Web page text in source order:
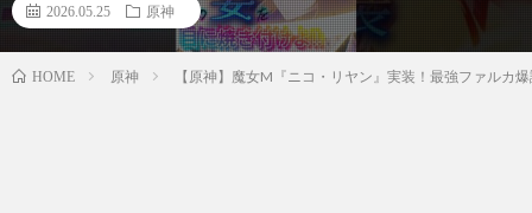
2026.05.25 原神
HOME 原神 【原神】魔女M『ニコ・リヤン』実装！最強ファルカ